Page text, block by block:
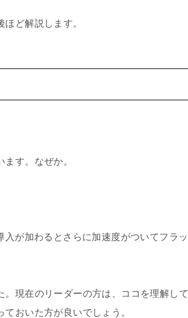
ど解説します。
す。なぜか。
が加わるとさらに加速度がついてフラッ
現在のリーダーの方は、ココを理解して
おいた方が良いでしょう。